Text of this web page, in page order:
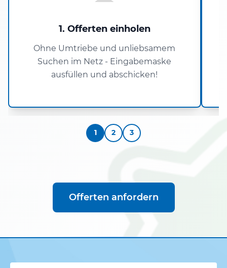
1. Offerten einholen
Ohne Umtriebe und unliebsamem
Suchen im Netz - Eingabemaske
ausfüllen und abschicken!
1 2 3
Offerten anfordern